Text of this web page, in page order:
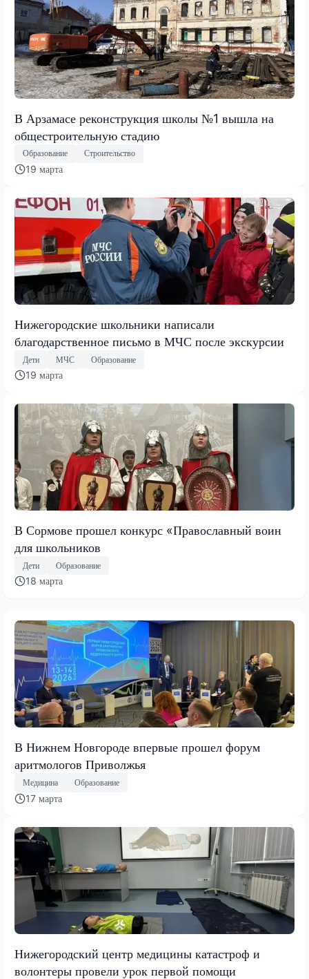
В Арзамасе реконструкция школы №1 вышла на
общестроительную стадию
Образование Строительство
19 марта
Нижегородские школьники написали
благодарственное письмо в МЧС после экскурсии
Дети МЧС Образование
19 марта
В Сормове прошел конкурс «Православный воин
для школьников
Дети Образование
18 марта
В Нижнем Новгороде впервые прошел форум
аритмологов Приволжья
Медицина Образование
17 марта
Нижегородский центр медицины катастроф и
волонтеры провели урок первой помощи